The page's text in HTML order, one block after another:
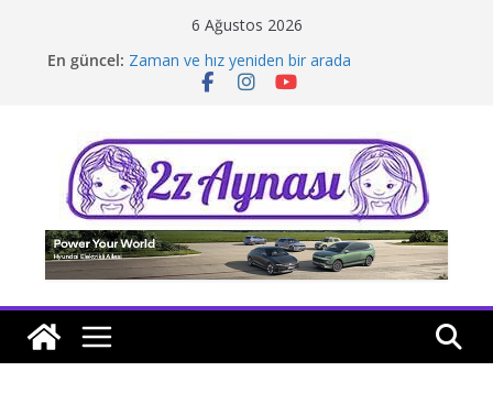
6 Ağustos 2026
En güncel: Zaman ve hız yeniden bir arada
Borusan Next Bodrum’da açıldı
Tatil rotasında test sürüşü